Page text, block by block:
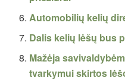
Automobilių kelių
Dalis kelių lėšų bus
Mažėja
tvarkymui skirtos